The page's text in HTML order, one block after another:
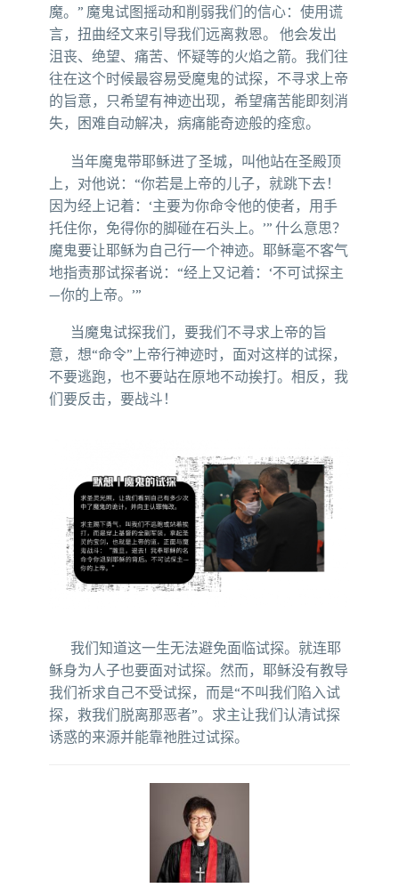
魔。” 魔鬼试图摇动和削弱我们的信心：使用谎
言，扭曲经文来引导我们远离救恩。 他会发出
沮丧、绝望、痛苦、怀疑等的火焰之箭。我们往
往在这个时候最容易受魔鬼的试探，不寻求上帝
的旨意，只希望有神迹出现，希望痛苦能即刻消
失，困难自动解决，病痛能奇迹般的痊愈。
当年魔鬼带耶稣进了圣城，叫他站在圣殿顶
上，对他说：“你若是上帝的儿子，就跳下去！
因为经上记着：‘主要为你命令他的使者，用手
托住你，免得你的脚碰在石头上。’” 什么意思？
魔鬼要让耶稣为自己行一个神迹。耶稣毫不客气
地指责那试探者说：“经上又记着：‘不可试探主
—你的上帝。’”
当魔鬼试探我们，要我们不寻求上帝的旨
意，想“命令”上帝行神迹时，面对这样的试探，
不要逃跑，也不要站在原地不动挨打。相反，我
们要反击，要战斗！
我们知道这一生无法避免面临试探。就连耶
稣身为人子也要面对试探。然而，耶稣没有教导
我们祈求自己不受试探，而是“不叫我们陷入试
探，救我们脱离那恶者”。求主让我们认清试探
诱惑的来源并能靠祂胜过试探。